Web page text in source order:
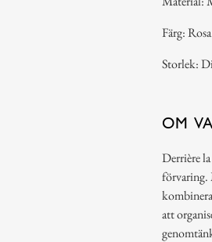
Färg:
Storlek:
OM
Derrière
förvaring.
att